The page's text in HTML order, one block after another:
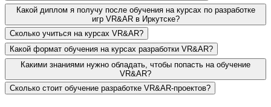
Какой диплом я получу после обучения на курсах по разработке
игр VR&AR в Иркутске?
Сколько учиться на курсах VR&AR?
Какой формат обучения на курсах разработки VR&AR?
Какими знаниями нужно обладать, чтобы попасть на обучение
VR&AR?
Сколько стоит обучение разработке VR&AR-проектов?